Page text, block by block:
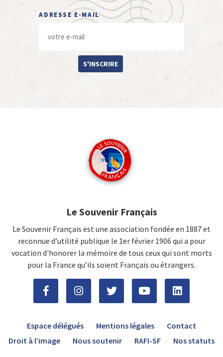
ADRESSE E-MAIL
S'INSCRIRE
Le Souvenir Français
Le Souvenir Français est une association fondée en 1887 et
reconnue d’utilité publique le 1er février 1906 qui a pour
vocation d'honorer la mémoire de tous ceux qui sont morts
pour la France qu’ils soient Français ou étrangers.
Espace délégués Mentions légales
Contact
Droit à l’image
Nous soutenir RAFI-SF Nos statuts